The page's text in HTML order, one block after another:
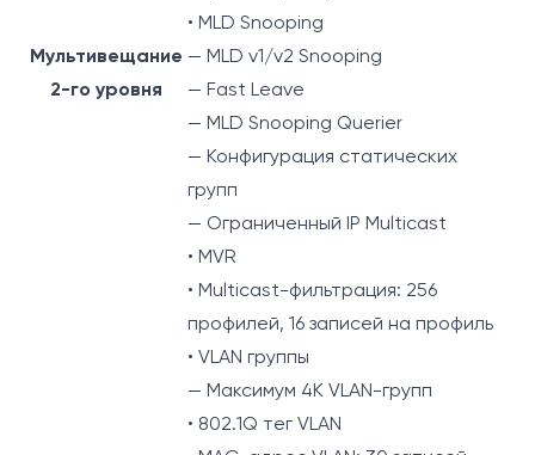
Мультивещание
2-го уровня
• MLD Snooping
— MLD v1/v2 Snooping
— Fast Leave
— MLD Snooping Querier
— Конфигурация статических
групп
— Ограниченный IP Multicast
• MVR
• Multicast-фильтрация: 256
профилей, 16 записей на профиль
• VLAN группы
— Максимум 4K VLAN-групп
• 802.1Q тег VLAN